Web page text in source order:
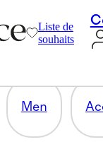
Liste de
souhaits
THE COZY
111 articles
Men